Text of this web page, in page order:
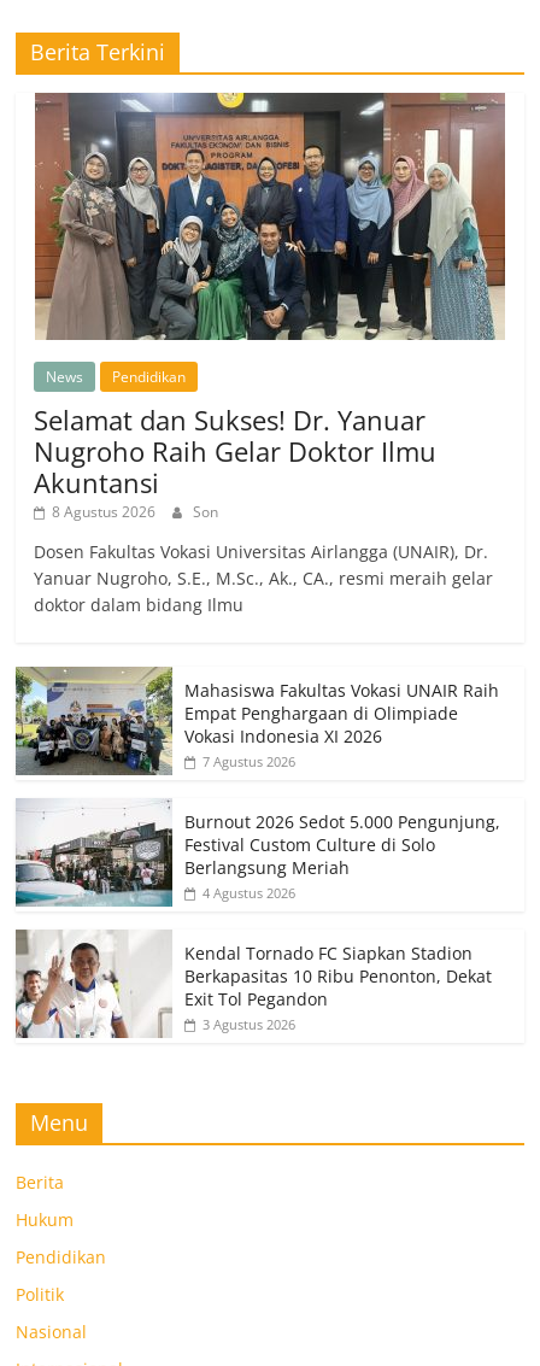
Berita Terkini
News Pendidikan
Selamat dan Sukses! Dr. Yanuar
Nugroho Raih Gelar Doktor Ilmu
Akuntansi
8 Agustus 2026 Son
Dosen Fakultas Vokasi Universitas Airlangga (UNAIR), Dr.
Yanuar Nugroho, S.E., M.Sc., Ak., CA., resmi meraih gelar
doktor dalam bidang Ilmu
Mahasiswa Fakultas Vokasi UNAIR Raih
Empat Penghargaan di Olimpiade
Vokasi Indonesia XI 2026
7 Agustus 2026
Burnout 2026 Sedot 5.000 Pengunjung,
Festival Custom Culture di Solo
Berlangsung Meriah
4 Agustus 2026
Kendal Tornado FC Siapkan Stadion
Berkapasitas 10 Ribu Penonton, Dekat
Exit Tol Pegandon
3 Agustus 2026
Menu
Berita
Hukum
Pendidikan
Politik
Nasional